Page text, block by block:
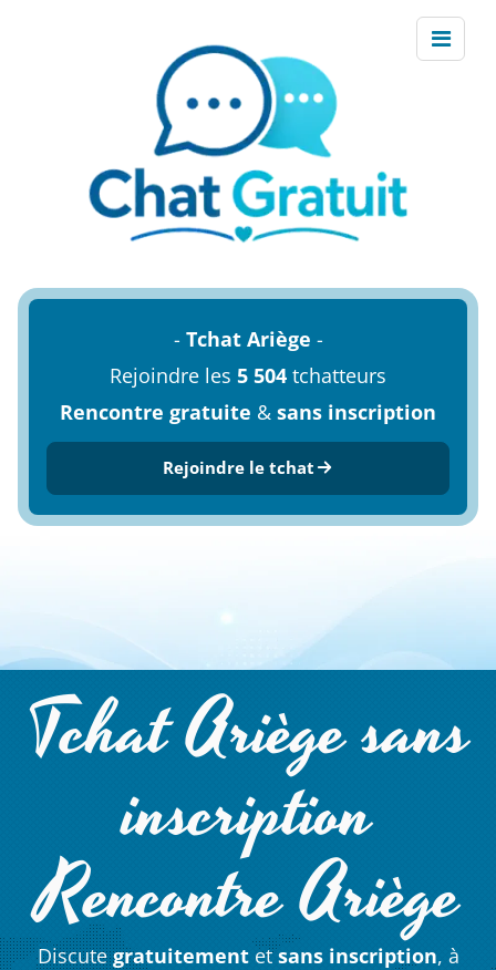
- Tchat Ariège -
Rejoindre les 5 504 tchatteurs
Rencontre gratuite & sans inscription
Rejoindre le tchat
Tchat Ariège sans
inscription
Rencontre Ariège
Discutegratuitementetsans inscription, à